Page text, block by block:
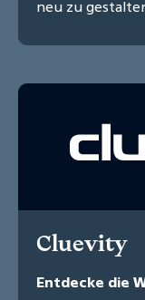
neu zu
Cluevity
Entdecke die